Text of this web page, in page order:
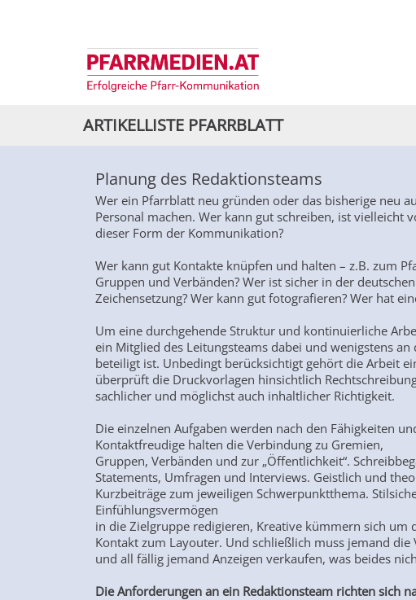
ARTIKELLISTE PFARRBLATT
Planung des Redaktionsteams
Wer ein Pfarrblatt neu gründen oder das bisherige neu
Personal machen. Wer kann gut schreiben, ist vielleicht
dieser Form der Kommunikation?
Wer kann gut Kontakte knüpfen und halten – z.B. zum
Gruppen und Verbänden? Wer ist sicher in der
Zeichensetzung? Wer kann gut fotografieren? Wer hat
Um eine durchgehende Struktur und kontinuierliche
ein Mitglied des Leitungsteams dabei und wenigstens
beteiligt ist. Unbedingt berücksichtigt gehört die Arbeit
überprüft die Druckvorlagen hinsichtlich
sachlicher und möglichst auch inhaltlicher Richtigkeit.
Die einzelnen Aufgaben werden nach den Fähigkeiten
Kontaktfreudige halten die Verbindung zu Gremien,
Gruppen, Verbänden und zur „Öffentlichkeit“.
Statements, Umfragen und Interviews. Geistlich und
Kurzbeiträge zum jeweiligen Schwerpunktthema.
Einfühlungsvermögen
in die Zielgruppe redigieren, Kreative kümmern sich um
Kontakt zum Layouter. Und schließlich muss jemand
und all fällig jemand Anzeigen verkaufen, was beides
Die Anforderungen an ein Redaktionsteam richten sich